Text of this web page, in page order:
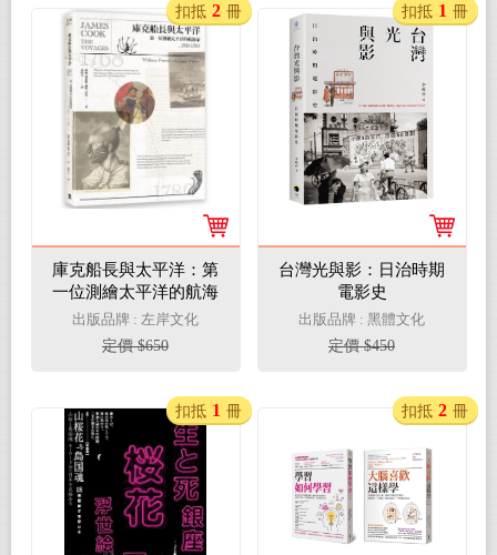
庫克船長與太平洋：第
一位測繪太平洋的航海
家，1768-1780
出版品牌 : 左岸文化
定價 $650
扣抵 2 冊
台灣光與影：日治時期
電影史
出版品牌 : 黑體文化
定價 $450
扣抵 1 冊
扣抵 1 冊 扣抵 2 冊